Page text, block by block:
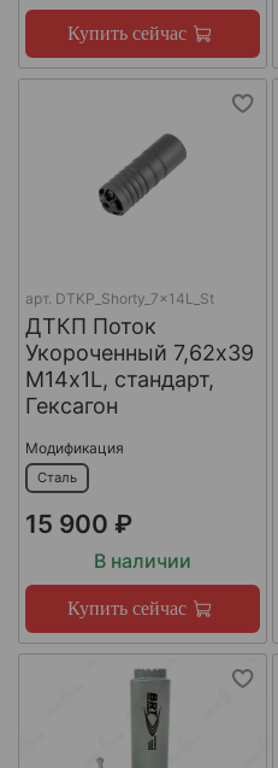
Купить сейчас
арт. DTKP_Shorty_7x14L_St
ДТКП Поток
Укороченный 7,62х39
М14х1L, стандарт,
Гексагон
Модификация
Сталь
15 900 ₽
В наличии
Купить сейчас